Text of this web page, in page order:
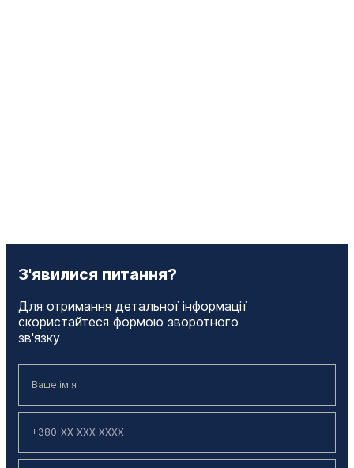
З'явилися питання?
Для отримання детальної інформації
скористайтеся формою зворотного
зв'язку